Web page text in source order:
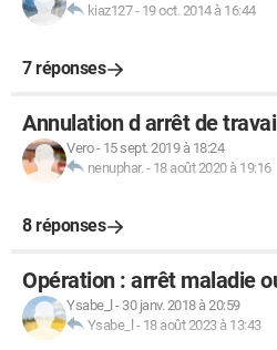
kiaz127- 19 oct. 2014 à 16:44
7 réponses
Annulation d arrêt de
Vero- 15 sept. 2019 à 18:24
nenuphar. - 18 août 2020 à 19:16
8 réponses
Opération : arrêt maladie
Ysabe_l - 30 janv. 2018 à 20:59
Ysabe_l - 18 août 2023 à 13:43